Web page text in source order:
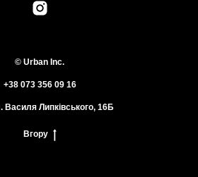
© Urban Inc.
+38 073 356 09 16
Василя Липківського, 16Б
Вгору